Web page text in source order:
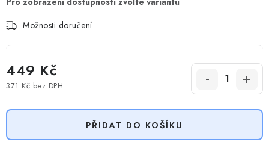
Možnosti doručení
449 Kč
371 Kč bez DPH
PŘIDAT DO KOŠÍKU